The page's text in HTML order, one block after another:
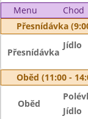
Menu Chod
Přesnídávka
Přesnídávka
Jídlo
Oběd (11:00 -
Oběd
Jídlo